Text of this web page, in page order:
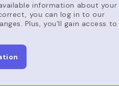
information about your
you can log in to our
Plus, you'll gain access to